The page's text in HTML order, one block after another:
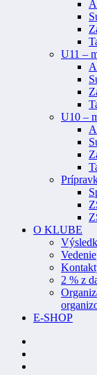
U11 –
U10 –
O KLUBE
Vedenie
2 % z
E-SHOP